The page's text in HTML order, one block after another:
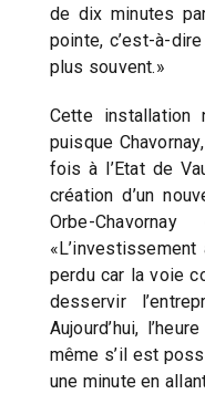
de dix minutes
pointe, c’est-à-
plus souvent.»
Cette installation
puisque
fois à l’Etat de
création d’un
Orbe-
perdu car la voie
desservir
Aujourd’hui,
même s’il est
une minute en